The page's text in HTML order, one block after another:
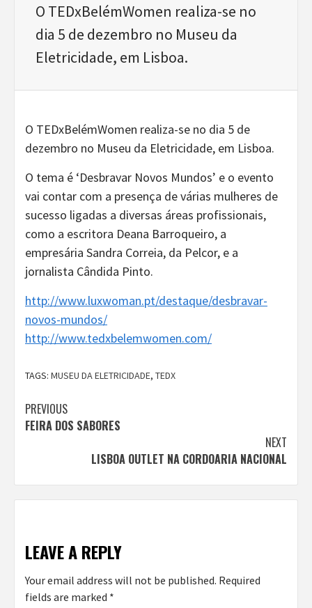
O TEDxBelémWomen realiza-se no
dia 5 de dezembro no Museu da
Eletricidade, em Lisboa.
O TEDxBelémWomen realiza-se no dia 5 de
dezembro no Museu da Eletricidade, em Lisboa.
O tema é ‘Desbravar Novos Mundos’ e o evento
vai contar com a presença de várias mulheres de
sucesso ligadas a diversas áreas profissionais,
como a escritora Deana Barroqueiro, a
empresária Sandra Correia, da Pelcor, e a
jornalista Cândida Pinto.
http://www.luxwoman.pt/destaque/desbravar-
novos-mundos/
http://www.tedxbelemwomen.com/
TAGS: MUSEU DA ELETRICIDADE, TEDX
Continue
Reading
PREVIOUS
FEIRA DOS SABORES
NEXT
LISBOA OUTLET NA CORDOARIA NACIONAL
LEAVE A REPLY
Your email address will not be published. Required
fields are marked *